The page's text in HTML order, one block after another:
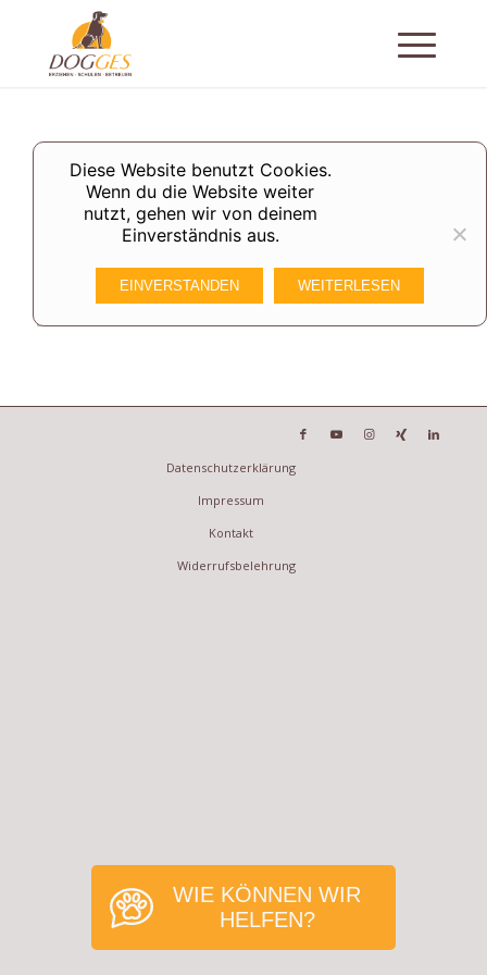
WIE KÖNNEN WIR
HELFEN?
Datenschutzerklärung
Impressum
Kontakt
Widerrufsbelehrung
Diese Website benutzt Cookies.
Wenn du die Website weiter
nutzt, gehen wir von deinem
Einverständnis aus.
EINVERSTANDEN WEITERLESEN